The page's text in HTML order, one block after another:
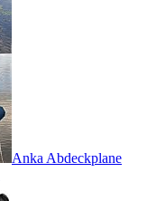
Anka Abdeckplane